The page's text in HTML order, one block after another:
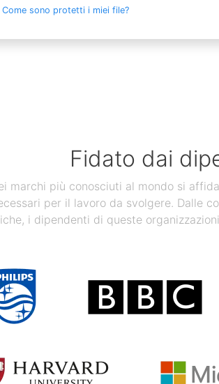
Come sono protetti i miei file?
Fidato dai
marchi più conosciuti al mondo si
per il lavoro da svolgere. Dalle
i dipendenti di queste